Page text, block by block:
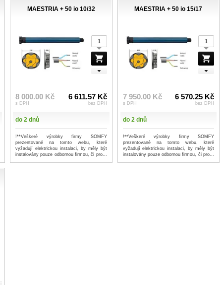
MAESTRIA + 50 io 10/32
8 000.00 Kč
s DPH
6 611.57 Kč
bez DPH
do 2 dnů
!**Veškeré výrobky firmy SOMFY
prezentované na tomto webu, které
vyžadují elektrickou instalaci, by měly být
instalovány pouze odbornou firmou, či pro...
MAESTRIA + 50 io 15/17
7 950.00 Kč
s DPH
6 570.25 Kč
bez DPH
do 2 dnů
!**Veškeré výrobky firmy SOMFY
prezentované na tomto webu, které
vyžadují elektrickou instalaci, by měly být
instalovány pouze odbornou firmou, či pro...